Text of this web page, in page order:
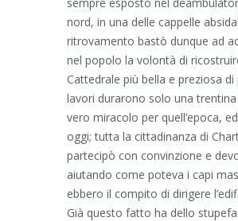
nord, in una delle cappelle
ritrovamento bastò dunque ad
nel popolo la volontà di
Cattedrale più bella e preziosa di
lavori durarono solo una trentina
vero miracolo per quell’epoca,
oggi; tutta la cittadinanza di
partecipò con convinzione e
aiutando come poteva i capi
ebbero il compito di dirigere
Già questo fatto ha dello